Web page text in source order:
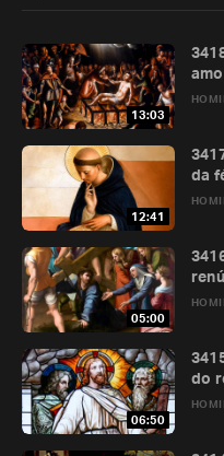
13:03
12:41
da
05:00
06:50
do